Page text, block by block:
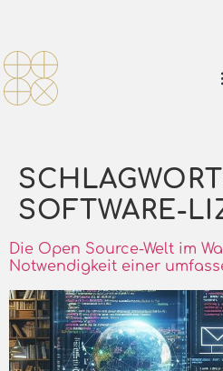
SOFTWARE-
Die Open Source-Welt im
Notwendigkeit einer